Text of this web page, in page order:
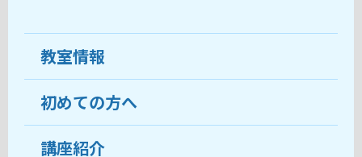
教室情報
教室について
受講生の声
初めての方へ
ココがおすすめ
講座紹介